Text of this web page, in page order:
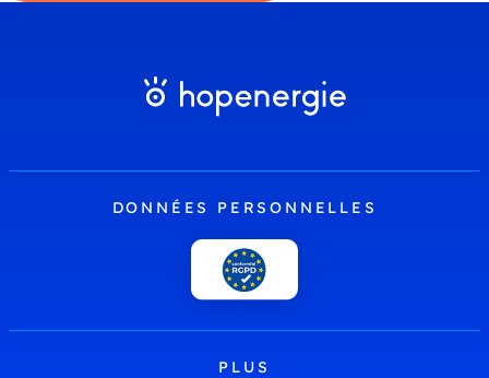
DONNÉES PERSONNELLES
PLUS